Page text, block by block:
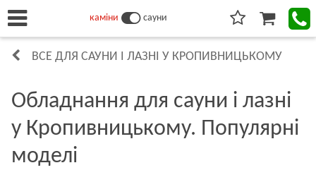
каміни сауни
ВСЕ ДЛЯ САУНИ І ЛАЗНІ У КРОПИВНИЦЬКОМУ
Обладнання для сауни і лазні
у Кропивницькому. Популярні
моделі